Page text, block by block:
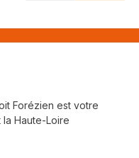
Forézien est votre
Haute-Loire